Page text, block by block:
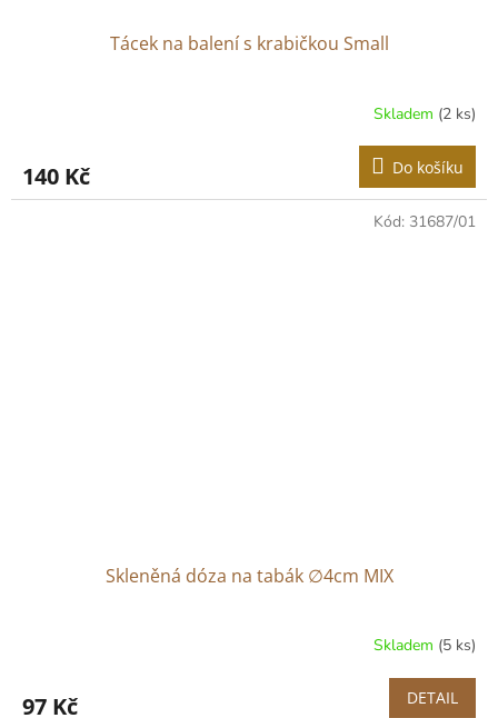
Tácek na balení s krabičkou Small
Skladem (2 ks)
140 Kč Do košíku
Skleněná dóza na tabák ∅4cm MIX
Skladem (5 ks)
97 Kč DETAIL
Kód: 31687/01